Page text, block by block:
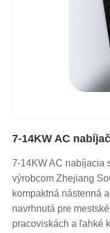
7-14KW AC
7-14KW AC nabíjacia
výrobcom Zhejiang
kompaktná nástenná
navrhnutá pre
pracoviskách a ľahké